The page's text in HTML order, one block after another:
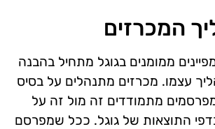
המכרזים
ממומנים בגוגל מתחיל בהבנה
עצמו. מכרזים מתנהלים על בסיס
מתמודדים זה מול זה על
התוצאות של גוגל. ככל שמפרסם